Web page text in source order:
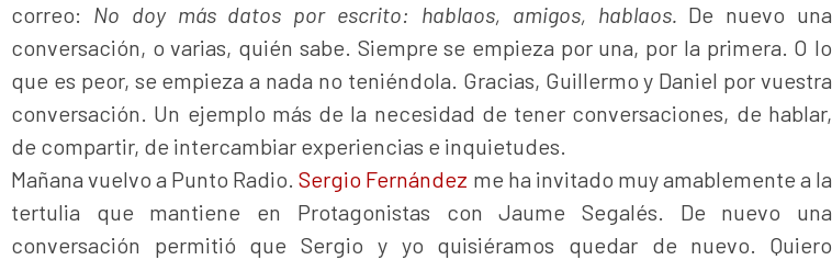
correo: No doy más datos por escrito: hablaos, amigos, hablaos. De nuevo una
conversación, o varias, quién sabe. Siempre se empieza por una, por la primera. O lo
que es peor, se empieza a nada no teniéndola. Gracias, Guillermo y Daniel por vuestra
conversación. Un ejemplo más de la necesidad de tener conversaciones, de hablar,
de compartir, de intercambiar experiencias e inquietudes.
Mañana vuelvo a Punto Radio.Sergio Fernández me ha invitado muy amablemente a la
tertulia que mantiene en Protagonistas con Jaume Segalés. De nuevo una
conversación permitió que Sergio y yo quisiéramos quedar de nuevo. Quiero